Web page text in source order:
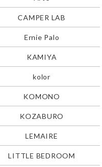
CAMPER LAB
Ernie Palo
KAMIYA
kolor
KOMONO
KOZABURO
LEMAIRE
LITTLE BEDROOM